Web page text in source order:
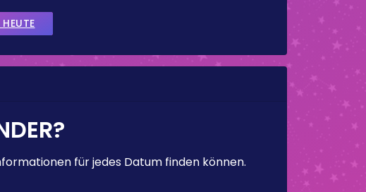
für jedes Datum finden können.